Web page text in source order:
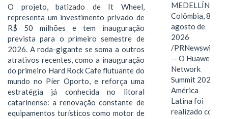
O projeto, batizado de It Wheel,
representa um investimento privado de
R$ 50 milhões e tem inauguração
prevista para o primeiro semestre de
2026. A roda-gigante se soma a outros
atrativos recentes, como a inauguração
do primeiro Hard Rock Cafe flutuante do
mundo no Píer Oporto, e reforça uma
estratégia já conhecida no litoral
catarinense: a renovação constante de
equipamentos turísticos como motor de
MEDELLÍN,
Colômbia, 8 de
agosto de
2026
/PRNewswire/
-- O Huawei
Network
Summit 2026
América
Latina foi
realizado com